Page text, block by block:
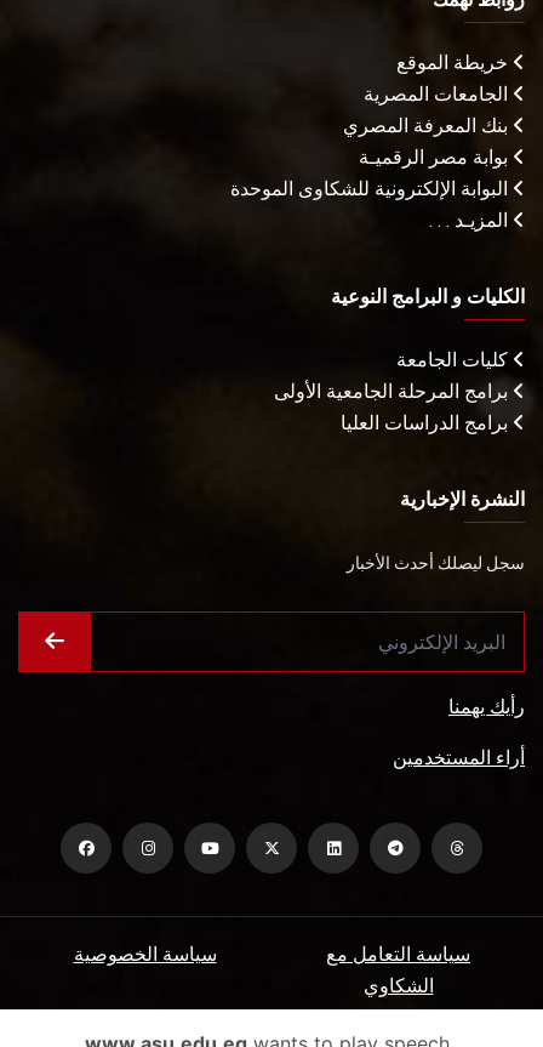
خريطة الموقع
الجامعات المصرية
بنك المعرفة المصري
بوابة مصر الرقميـة
البوابة الإلكترونية للشكاوى الموحدة
المزيـد . . .
الكليات و البرامج النوعية
كليات الجامعة
برامج المرحلة الجامعية الأولى
برامج الدراسات العليا
النشرة الإخبارية
سجل ليصلك أحدث الأخبار
رأيك يهمنا
أراء المستخدمين
سياسة الخصوصية
سياسة التعامل مع
الشكاوي
الأسئلة الشائعة ميثاق المتعاملين